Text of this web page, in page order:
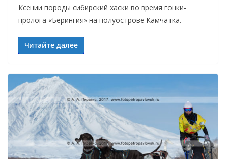
Ксении породы сибирский хаски во время гонки-
пролога «Берингия» на полуострове Камчатка.
Читайте далее